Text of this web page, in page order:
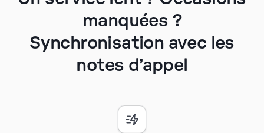
manquées ?
Synchronisation avec les
notes d’appel